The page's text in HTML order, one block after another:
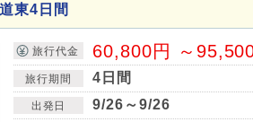
東4日間
旅行代金 60,800円 ～
旅行期間 4日間
出発日 9/26～9/26